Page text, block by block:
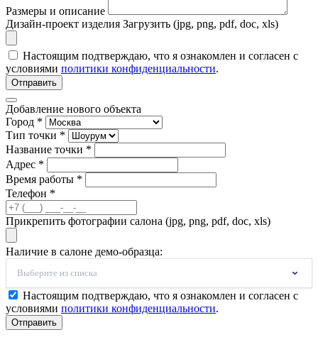
Размеры и описание
Дизайн-проект изделия Загрузить (jpg, png, pdf, doc, xls)
Настоящим подтверждаю, что я ознакомлен и согласен с
условиями политики конфиденциальности.
Отправить
Добавление нового объекта
Город *
Тип точки *
Название точки *
Адрес *
Время работы *
Телефон *
Прикрепить фотографии салона (jpg, png, pdf, doc, xls)
Наличие в салоне демо-образца:
Выберите из списка
Настоящим подтверждаю, что я ознакомлен и согласен с
условиями политики конфиденциальности.
Отправить